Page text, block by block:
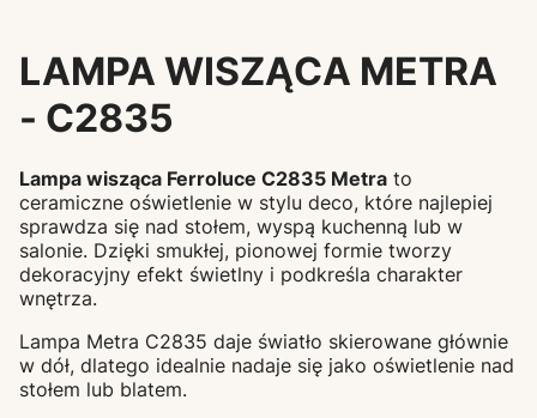
LAMPA WISZĄCA METRA
- C2835
Lampa wisząca Ferroluce C2835 Metra to
ceramiczne oświetlenie w stylu deco, które najlepiej
sprawdza się nad stołem, wyspą kuchenną lub w
salonie. Dzięki smukłej, pionowej formie tworzy
dekoracyjny efekt świetlny i podkreśla charakter
wnętrza.
Lampa Metra C2835 daje światło skierowane głównie
w dół, dlatego idealnie nadaje się jako oświetlenie nad
stołem lub blatem.